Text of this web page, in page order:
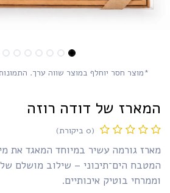
*מוצר חסר יוחלף במוצר שווה ערך. התמונות
של דודה רוזה
(0 ביקורת)
גורמה עשיר במיוחד המאגד את
הים־תיכוני – שילוב מושלם של
בוטיק איכותיים.